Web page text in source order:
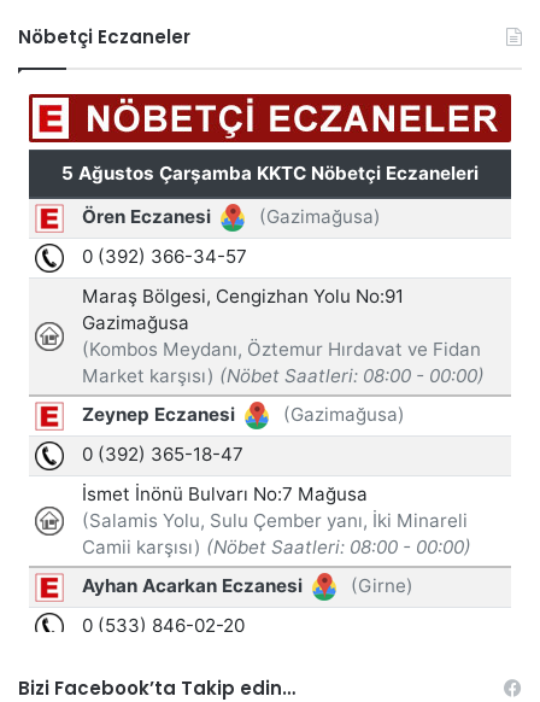
Nöbetçi Eczaneler
Bizi Facebook’ta Takip edin…